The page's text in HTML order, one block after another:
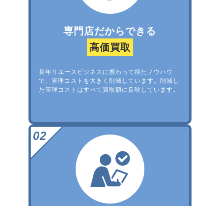
専門店だからできる
高価買取
長年リユースビジネスに携わって得たノウハウ
で、管理コストを大きく削減しています。削減し
た管理コストはすべて買取額に反映しています。